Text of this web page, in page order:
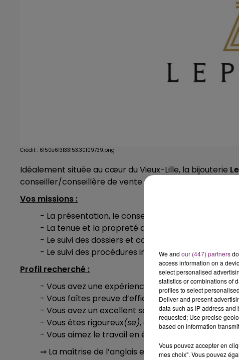
Crédit : 6150e613f33153.30109739.png
Idéalement située au cœur du Vieux-Lille, la bijouterie
conseiller/conseillère de vente pour un poste en CDI.
Vos missions :
- La présentation, le conseil et la vente.
- La tenue et la propreté de l’espace de vente,
- Le suivi des dossiers et commandes clients,
- Le suivi des procédures internes.
Profil recherché :
- Vous avez une expérience dans la vente d’au
- Vous faîtes preuve d’efficacité et d’agilité.
- Vous avez un excellent sens du relationnel.
- Vous êtes rigoureux(se), aimez les challenges
- Vous aimez le travail en équipe et la polyvalence.
⇒ La maîtrise de l’anglais est un avantage certain !
We and our (447) partners
access information on a
select personalised
statistics or combinations of
profiles to select
Deliver and present
data such as IP address
requested; Use precise
based on information
Vous pouvez accepter en
mes choix". Vous pouvez